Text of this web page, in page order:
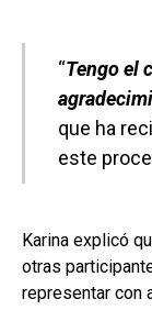
“Tengo el
que ha
este
Karina explicó
otras
representar con